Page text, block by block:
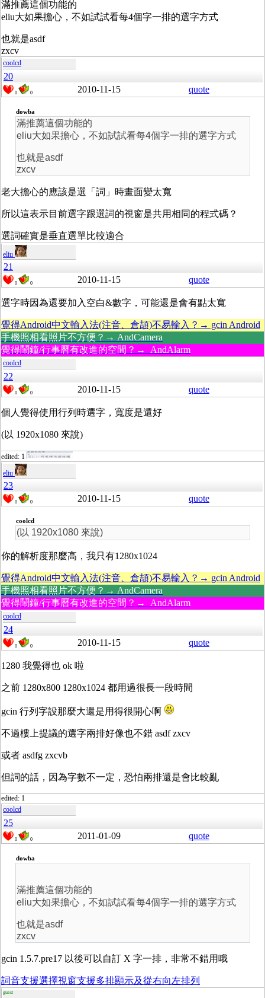
滿推薦這個功能的
eliu大如果擔心，不如試試看每4個字一排的選字方式
也就是asdf
zxcv
coolcd
20
0 0 2010-11-15 quote
dowba
滿推薦這個功能的
eliu大如果擔心，不如試試看每4個字一排的選字方式
也就是asdf
zxcv
老大擔心的應該是選「詞」時畫面變太寬
所以這表示目前選字跟選詞的視窗是共用相同的程式碼？
選詞確實是垂直選單比較適合
eliu
21
0 0 2010-11-15 quote
選字時因為還要加入空白&數字，可能還是會有點太寬
覺得Android中文輸入法(注音、倉頡)不易輸入？→ gcin Android
手機照相看照片不方便？→ AndCamera
覺得鬧鐘/行事曆有改進的空間？→ AndAlarm
coolcd
22
0 0 2010-11-15 quote
個人覺得使用行列時選字，寬度是還好
(以 1920x1080 來說)
edited: 1
eliu
23
0 0 2010-11-15 quote
coolcd
(以 1920x1080 來說)
你的解析度那麼高，我只有1280x1024
覺得Android中文輸入法(注音、倉頡)不易輸入？→ gcin Android
手機照相看照片不方便？→ AndCamera
覺得鬧鐘/行事曆有改進的空間？→ AndAlarm
coolcd
24
0 0 2010-11-15 quote
1280 我覺得也 ok 啦
之前 1280x800 1280x1024 都用過很長一段時間
gcin 行列字設那麼大還是用得很開心啊
不過樓上提議的選字兩排好像也不錯 asdf zxcv
或者 asdfg zxcvb
但詞的話，因為字數不一定，恐怕兩排還是會比較亂
edited: 1
coolcd
25
0 0 2011-01-09 quote
dowba
滿推薦這個功能的
eliu大如果擔心，不如試試看每4個字一排的選字方式
也就是asdf
zxcv
gcin 1.5.7.pre17 以後可以自訂 X 字一排，非常不錯用哦
詞音支援選擇視窗支援多排顯示及從右向左排列
guest